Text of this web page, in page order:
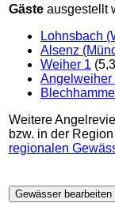
Gäste ausgestellt
Lohnsbach
Alsenz
Weiher 1
Angelweiher
Weitere
bzw. in der
regionalen
Gewässer bearbeiten